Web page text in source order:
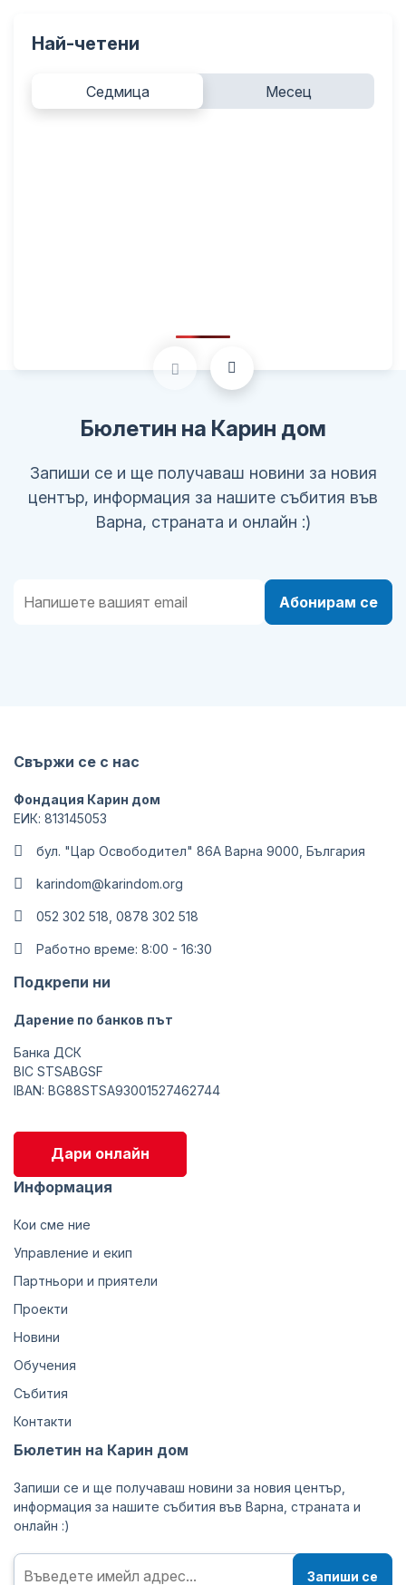
Най-четени
Седмица Месец
Бюлетин на Карин дом
Запиши се и ще получаваш новини за новия
център, информация за нашите събития във
Варна, страната и онлайн :)
Абонирам се
Свържи се с нас
Фондация Карин дом
ЕИК: 813145053
бул. "Цар Освободител" 86А Варна 9000, България
karindom@karindom.org
052 302 518, 0878 302 518
Работно време: 8:00 - 16:30
Подкрепи ни
Дарение по банков път
Банка ДСК
BIC STSABGSF
IBAN: BG88STSA93001527462744
Дари онлайн
Информация
Кои сме ние
Управление и екип
Партньори и приятели
Проекти
Новини
Обучения
Събития
Контакти
Бюлетин на Карин дом
Запиши се и ще получаваш новини за новия център,
информация за нашите събития във Варна, страната и
онлайн :)
Запиши се